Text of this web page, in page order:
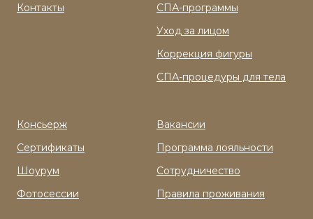
Контакты
СПА-программы
Уход за лицом
Коррекция фигуры
СПА-процедуры для тела
Консьерж
Сертификаты
Шоурум
Фотосессии
Вакансии
Программа лояльности
Сотрудничество
Правила проживания